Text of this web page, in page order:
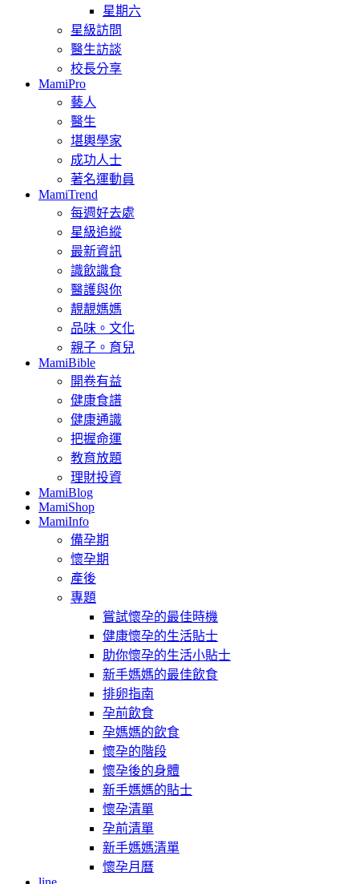
星期六
星級訪問
醫生訪談
校長分享
MamiPro
藝人
醫生
堪輿學家
成功人士
著名運動員
MamiTrend
每週好去處
星級追縱
最新資訊
識飲識食
醫護與你
靚靚媽媽
品味。文化
親子。育兒
MamiBible
開卷有益
健康食譜
健康通識
把握命運
教育放題
理財投資
MamiBlog
MamiShop
MamiInfo
備孕期
懷孕期
產後
專題
嘗試懷孕的最佳時機
健康懷孕的生活貼士
助你懷孕的生活小貼士
新手媽媽的最佳飲食
排卵指南
孕前飲食
孕媽媽的飲食
懷孕的階段
懷孕後的身體
新手媽媽的貼士
懷孕清單
孕前清單
新手媽媽清單
懷孕月曆